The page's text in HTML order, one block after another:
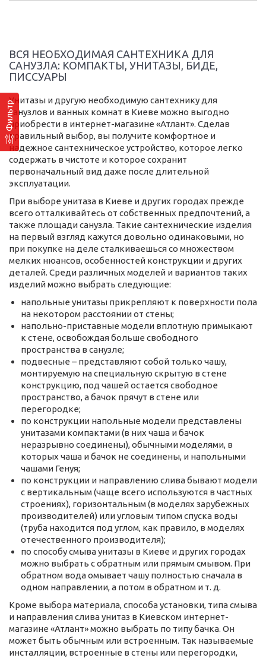
Фильтр
ВСЯ НЕОБХОДИМАЯ САНТЕХНИКА ДЛЯ
САНУЗЛА: КОМПАКТЫ, УНИТАЗЫ, БИДЕ,
ПИССУАРЫ
Унитазы и другую необходимую сантехнику для
санузлов и ванных комнат в Киеве можно выгодно
приобрести в интернет-магазине «Атлант». Сделав
правильный выбор, вы получите комфортное и
надежное сантехническое устройство, которое легко
содержать в чистоте и которое сохранит
первоначальный вид даже после длительной
эксплуатации.
При выборе унитаза в Киеве и других городах прежде
всего отталкивайтесь от собственных предпочтений, а
также площади санузла. Такие сантехнические изделия
на первый взгляд кажутся довольно одинаковыми, но
при покупке на деле сталкиваешься со множеством
мелких нюансов, особенностей конструкции и других
деталей. Среди различных моделей и вариантов таких
изделий можно выбрать следующие:
напольные унитазы прикрепляют к поверхности пола
на некотором расстоянии от стены;
напольно-приставные модели вплотную примыкают
к стене, освобождая больше свободного
пространства в санузле;
подвесные – представляют собой только чашу,
монтируемую на специальную скрытую в стене
конструкцию, под чашей остается свободное
пространство, а бачок прячут в стене или
перегородке;
по конструкции напольные модели представлены
унитазами компактами (в них чаша и бачок
неразрывно соединены), обычными моделями, в
которых чаша и бачок не соединены, и напольными
чашами Генуя;
по конструкции и направлению слива бывают модели
с вертикальным (чаще всего используются в частных
строениях), горизонтальным (в моделях зарубежных
производителей) или угловым типом спуска воды
(труба находится под углом, как правило, в моделях
отечественного производителя);
по способу смыва унитазы в Киеве и других городах
можно выбрать с обратным или прямым смывом. При
обратном вода омывает чашу полностью сначала в
одном направлении, а потом в обратном и т. д.
Кроме выбора материала, способа установки, типа смыва
и направления слива унитаз в Киевском интернет-
магазине «Атлант» можно выбрать по типу бачка. Он
может быть обычным или встроенным. Так называемые
инсталляции, встроенные в стены или перегородки,